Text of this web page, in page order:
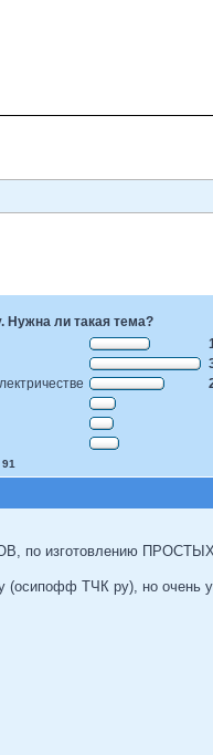
ли такая тема?
по изготовлению
(осипофф ТЧК ру), но очень